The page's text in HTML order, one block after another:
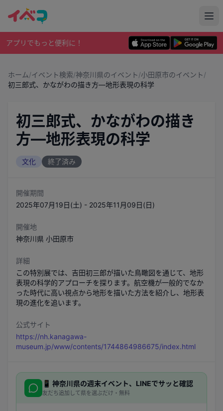
アプリでもっと便利に！
ホーム/イベント検索/神奈川県のイベント/小田原市のイベント/
初三郎式、かながわの描き方―地形表現の科学
初三郎式、かながわの描き
方―地形表現の科学
文化 終了済み
開催期間
2025年07月19日(土) - 2025年11月09日(日)
開催地
神奈川県 小田原市
詳細
この特別展では、吉田初三郎が描いた鳥瞰図を通じて、地形
表現の科学的アプローチを探ります。航空機が一般的でなか
った時代に高い視点から地形を描いた方法を紹介し、地形表
現の進化を追います。
公式サイト
https://nh.kanagawa-
museum.jp/www/contents/1744864986675/index.html
📱 神奈川県の週末イベント、LINEでサッと確認
友だち追加して県を選ぶだけ・無料